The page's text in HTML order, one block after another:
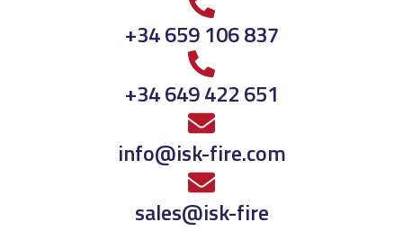
+34 659 106 837
+34 649 422 651
info@isk-fire.com
sales@isk-fire